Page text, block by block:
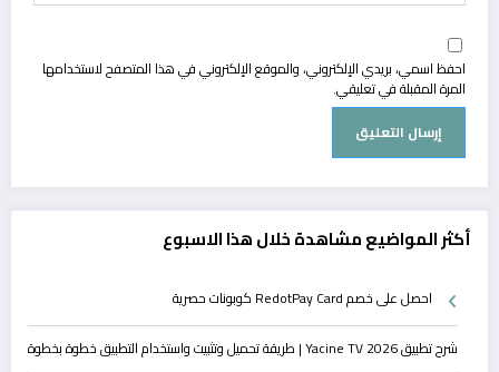
احفظ اسمي، بريدي الإلكتروني، والموقع الإلكتروني في هذا المتصفح لاستخدامها
المرة المقبلة في تعليقي.
أكثر المواضيع مشاهدة خلال هذا الاسبوع
احصل على خصم RedotPay Card كوبونات حصرية
شرح تطبيق Yacine TV 2026 | طريقة تحميل وتثبيت واستخدام التطبيق خطوة بخطوة